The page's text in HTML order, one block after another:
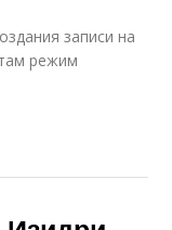
записи на
режим